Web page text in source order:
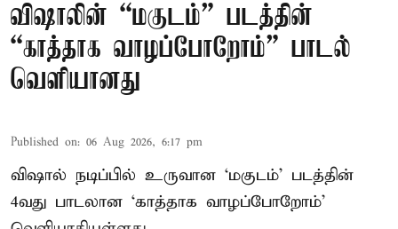
விஷாலின் “மகுடம்” படத்தின்
“காத்தாக வாழப்போறோம்” பாடல்
வெளியானது
Published on: 06 Aug 2026, 6:17 pm
விஷால் நடிப்பில் உருவான ‘மகுடம்’ படத்தின்
4வது பாடலான ‘காத்தாக வாழப்போறோம்’